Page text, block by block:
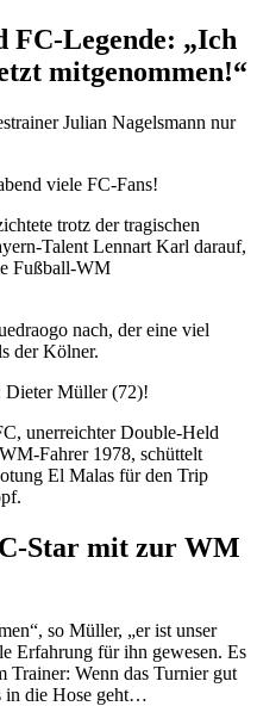
Legende: „Ich
mitgenommen!“
Julian Nagelsmann nur
viele FC-Fans!
trotz der tragischen
Talent Lennart Karl darauf,
Fußball-WM
nach, der eine viel
der Kölner.
Dieter Müller (72)!
unerreichter Double-Held
Fahrer 1978, schüttelt
El Malas für den Trip
Star mit zur WM
so Müller, „er ist unser
Erfahrung für ihn gewesen. Es
Trainer: Wenn das Turnier gut
in die Hose geht…